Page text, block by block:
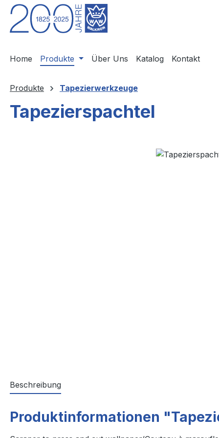
Hauptinhalt springen
Zur Suche springen
Zur Hauptnavigation springen
Home Produkte Über Uns Katalog Kontakt
Produkte Tapezierwerkzeuge
Tapezierspachtel
Beschreibung
Produktinformationen